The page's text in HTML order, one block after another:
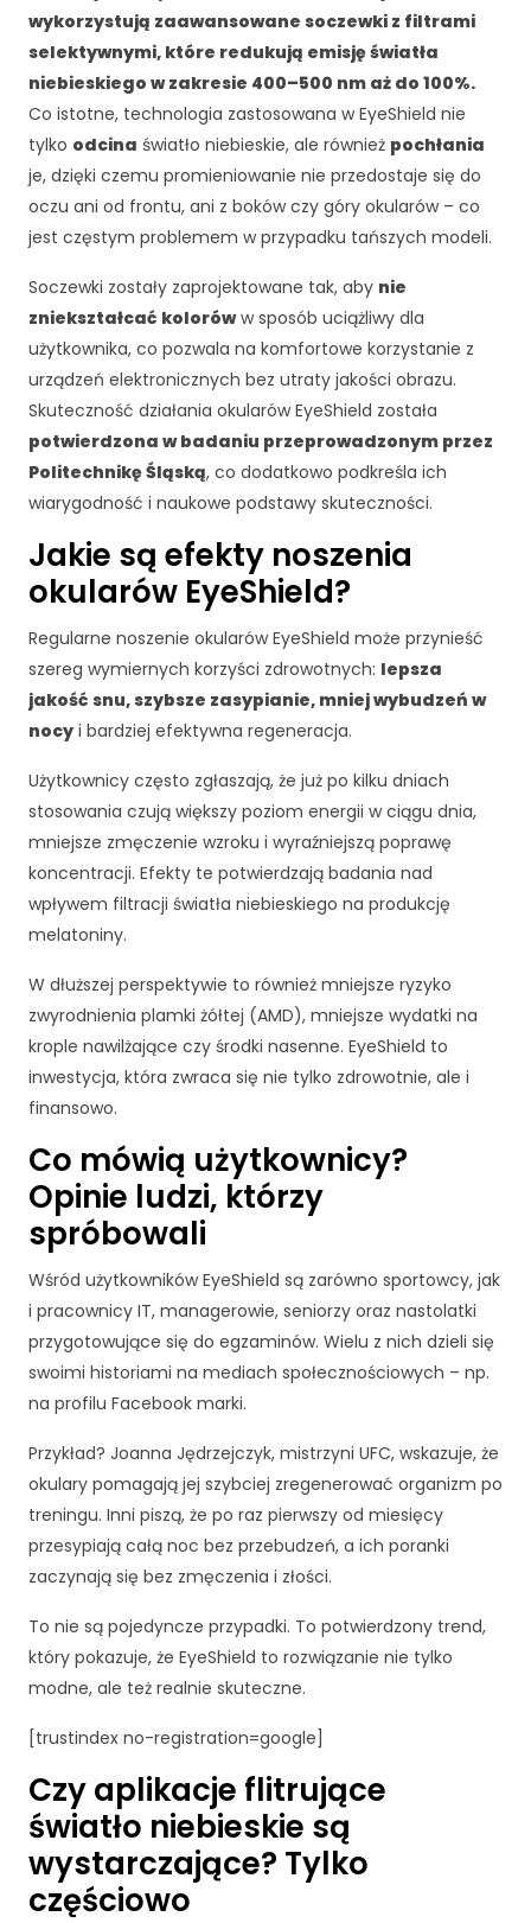
wykorzystują zaawansowane soczewki z filtrami
selektywnymi, które redukują emisję światła
niebieskiego w zakresie 400–500 nm aż do 100%.
Co istotne, technologia zastosowana w EyeShield nie
tylko odcina światło niebieskie, ale również pochłania
je, dzięki czemu promieniowanie nie przedostaje się do
oczu ani od frontu, ani z boków czy góry okularów – co
jest częstym problemem w przypadku tańszych modeli.
Soczewki zostały zaprojektowane tak, aby nie
zniekształcać koloróww sposób uciążliwy dla
użytkownika, co pozwala na komfortowe korzystanie z
urządzeń elektronicznych bez utraty jakości obrazu.
Skuteczność działania okularów EyeShield została
potwierdzona w badaniu przeprowadzonym przez
Politechnikę Śląską, co dodatkowo podkreśla ich
wiarygodność i naukowe podstawy skuteczności.
Jakie są efekty noszenia
okularów EyeShield?
Regularne noszenie okularów EyeShield może przynieść
szereg wymiernych korzyści zdrowotnych: lepsza
jakość snu, szybsze zasypianie, mniej wybudzeń w
nocy i bardziej efektywna regeneracja.
Użytkownicy często zgłaszają, że już po kilku dniach
stosowania czują większy poziom energii w ciągu dnia,
mniejsze zmęczenie wzroku i wyraźniejszą poprawę
koncentracji. Efekty te potwierdzają badania nad
wpływem filtracji światła niebieskiego na produkcję
melatoniny.
W dłuższej perspektywie to również mniejsze ryzyko
zwyrodnienia plamki żółtej (AMD), mniejsze wydatki na
krople nawilżające czy środki nasenne. EyeShield to
inwestycja, która zwraca się nie tylko zdrowotnie, ale i
finansowo.
Co mówią użytkownicy?
Opinie ludzi, którzy
spróbowali
Wśród użytkowników EyeShield są zarówno sportowcy, jak
i pracownicy IT, managerowie, seniorzy oraz nastolatki
przygotowujące się do egzaminów. Wielu z nich dzieli się
swoimi historiami na mediach społecznościowych – np.
na profilu Facebook marki.
Przykład? Joanna Jędrzejczyk, mistrzyni UFC, wskazuje, że
okulary pomagają jej szybciej zregenerować organizm po
treningu. Inni piszą, że po raz pierwszy od miesięcy
przesypiają całą noc bez przebudzeń, a ich poranki
zaczynają się bez zmęczenia i złości.
To nie są pojedyncze przypadki. To potwierdzony trend,
który pokazuje, że EyeShield to rozwiązanie nie tylko
modne, ale też realnie skuteczne.
[trustindex no-registration=google]
Czy aplikacje flitrujące
światło niebieskie są
wystarczające? Tylko
częściowo
z
n
e
e
p
li
ki
o
ki
e
n
i
e
ą
o
p
j
n
l
n
e
ą
n
e
p
o
z
b
n
e
d
u
n
k
j
o
o
w
a
n
a
tr
o
n
y
n
e
r
e
o
w
e
j.